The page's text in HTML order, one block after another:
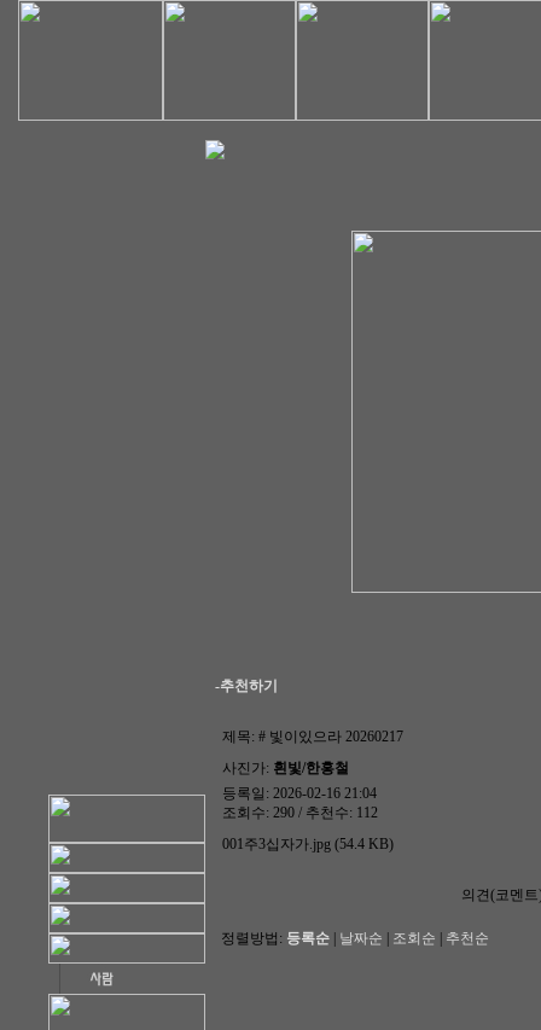
-추천하기
제목: # 빛이있으라 20260217
사진가: 흰빛/한홍철
등록일: 2026-02-16 21:04
조회수: 290 / 추천수: 112
001주3십자가.jpg (54.4 KB)
의견(코멘
정렬방법: 등록순 날짜순 조회순 추천순